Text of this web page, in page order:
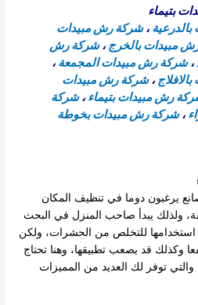
بتيماء
،شركة رش مبيدات
مبيدات بالخرج،شركة رش
،شركة رش مبيدات المجمعة،
،شركة رش مبيدات
رش مبيدات بتيماء،شركة
،شركة رش مبيدات بخوطة
يرغبون دوما في تنظيف المكان
ولذلك يبدأ صاحب المنزل في البحث
استخدامها للتخلص من الحشرات، ولكن
وكذلك قد يصعب تطبيقها، وهنا تحتاج
توفر لك العديد من المميزات